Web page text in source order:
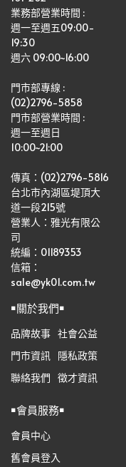
業務部營業時間 :
週一至週五09:00-
19:30
週六 09:00~16:00
門市部專線 :
(02)2796-5858
門市部營業時間 :
週一至週日
10:00~21:00
傳真：(02)2796-5816
台北市內湖區堤頂大
道一段215號
營業人：雅光有限公
司
統編：01189353
信箱：
sale@yk01.com.tw
￭關於我們￭
品牌故事 社會公益
門市資訊
隱私政策
聯絡我們 徵才資訊
￭會員服務￭
會員中心
舊會員登入